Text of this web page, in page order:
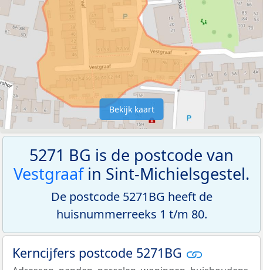
Bekijk kaart
5271 BG is de postcode van
Vestgraafin Sint-Michielsgestel.
De postcode 5271BG heeft de
huisnummerreeks 1 t/m 80.
Kerncijfers postcode 5271BG